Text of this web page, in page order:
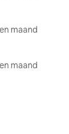
maand
maand